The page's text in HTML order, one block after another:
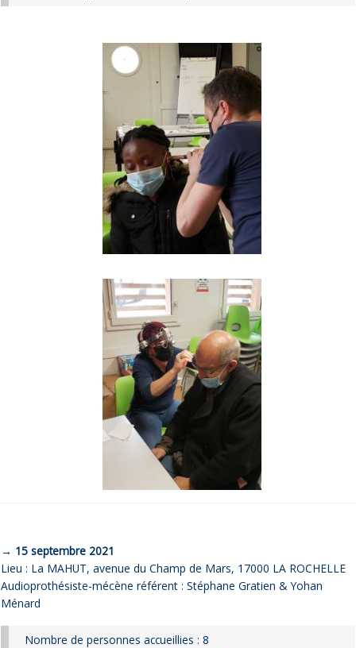
→ 15 septembre 2021
Lieu : La MAHUT, avenue du Champ de Mars, 17000 LA ROCHELLE
Audioprothésiste-mécène référent : Stéphane Gratien & Yohan
Ménard
Nombre de personnes accueillies : 8